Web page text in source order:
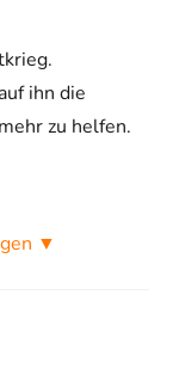
ihn die
zu helfen.
▼